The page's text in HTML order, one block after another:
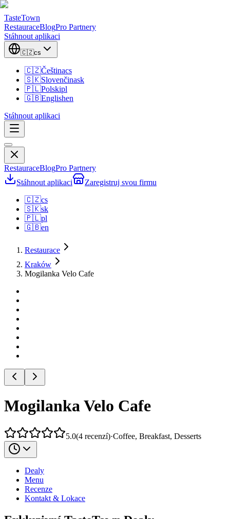
TasteTown
RestauraceBlogPro Partnery
Stáhnout aplikaci
🇨🇿cs
🇨🇿Češtinacs
🇸🇰Slovenčinask
🇵🇱Polskipl
🇬🇧Englishen
Stáhnout aplikaci
RestauraceBlogPro Partnery
Stáhnout aplikaci
Zaregistruj svou firmu
🇨🇿cs
🇸🇰sk
🇵🇱pl
🇬🇧en
Restaurace
Kraków
Mogilanka Velo Cafe
Mogilanka Velo Cafe
5.0(4 recenzí)·Coffee, Breakfast, Desserts
Dealy
Menu
Recenze
Kontakt & Lokace